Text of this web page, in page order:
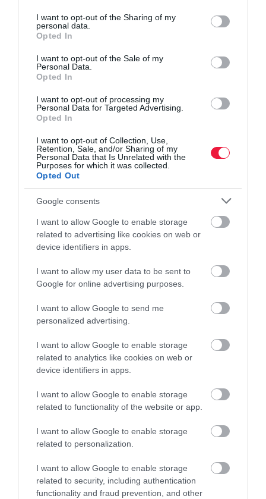
not limited to your visit or usage behaviour. You may click to
grant or deny consent to Google and its third-party tags to
use your data for below specified purposes in below Google
consent section.
I want to opt-out of the Sharing of my
personal data.
Opted In
I want to opt-out of the Sale of my
Personal Data.
Opted In
I want to opt-out of processing my
Personal Data for Targeted Advertising.
Opted In
I want to opt-out of Collection, Use,
Retention, Sale, and/or Sharing of my
Personal Data that Is Unrelated with the
Purposes for which it was collected.
Opted Out
Google consents
I want to allow Google to enable storage
related to advertising like cookies on web or
device identifiers in apps.
I want to allow my user data to be sent to
Google for online advertising purposes.
I want to allow Google to send me
personalized advertising.
I want to allow Google to enable storage
related to analytics like cookies on web or
device identifiers in apps.
I want to allow Google to enable storage
related to functionality of the website or app.
I want to allow Google to enable storage
related to personalization.
I want to allow Google to enable storage
related to security, including authentication
functionality and fraud prevention, and other
KÖZLEKEDÉS
Ennyivel drágult a budapesti taxizás
Augusztus 1-től drágább taxival utazni Budapesten, miután